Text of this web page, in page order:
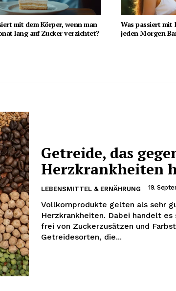
mit dem Körper, wenn man
lang auf Zucker verzichtet?
Was passiert mit
jeden Morgen
Getreide, das
Herzkrankheiten
LEBENSMITTEL & ERNÄHRUNG 19.
Vollkornprodukte gelten als sehr
Herzkrankheiten. Dabei handelt
frei von Zuckerzusätzen und
Getreidesorten, die...